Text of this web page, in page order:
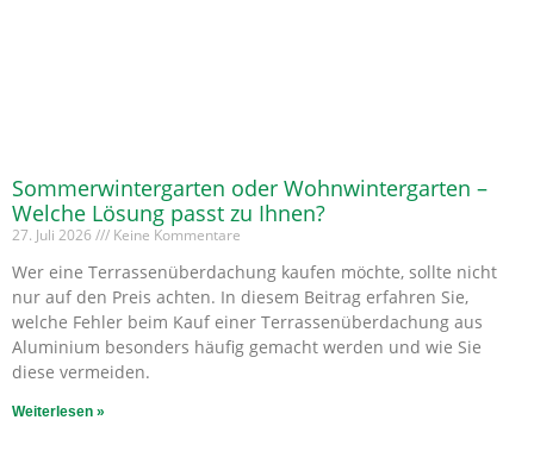
Sommerwintergarten oder Wohnwintergarten –
Welche Lösung passt zu Ihnen?
27. Juli 2026 Keine Kommentare
Wer eine Terrassenüberdachung kaufen möchte, sollte nicht
nur auf den Preis achten. In diesem Beitrag erfahren Sie,
welche Fehler beim Kauf einer Terrassenüberdachung aus
Aluminium besonders häufig gemacht werden und wie Sie
diese vermeiden.
Weiterlesen »